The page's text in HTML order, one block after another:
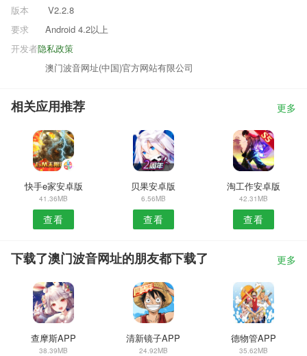
版本
V2.2.8
要求
Android 4.2以上
隐私政策
开发者
澳门波音网址(中国)官方网站有限公司
相关应用推荐 更多
快手e家安卓版
41.36MB
查看
贝果安卓版
6.56MB
查看
淘工作安卓版
42.31MB
查看
下载了澳门波音网址的朋友都下载了 更多
查摩斯APP
38.39MB
清新镜子APP
24.92MB
德物管APP
35.62MB